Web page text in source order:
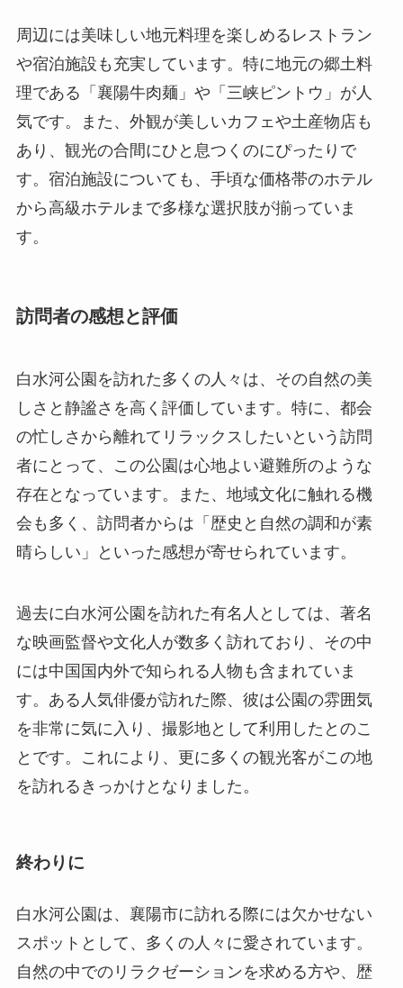
す。宿泊施設についても、手頃な価格帯のホテル
から高級ホテルまで多様な選択肢が揃っていま
す。
訪問者の感想と評価
白水河公園を訪れた多くの人々は、その自然の美
者にとって、この公園は心地よい避難所のような
会も多く、訪問者からは「歴史と自然の調和が素
晴らしい」といった感想が寄せられています。
過去に白水河公園を訪れた有名人としては、著名
な映画監督や文化人が数多く訪れており、その中
には中国国内外で知られる人物も含まれていま
す。ある人気俳優が訪れた際、彼は公園の雰囲気
とです。これにより、更に多くの観光客がこの地
を訪れるきっかけとなりました。
白水河公園は、襄陽市に訪れる際には欠かせない
スポットとして、多くの人々に愛されています。
史的な背景に興味を持っている方、そして地元文
これを機に、ぜひ一度白水河公園を訪れ、その魅
力を体感してください。